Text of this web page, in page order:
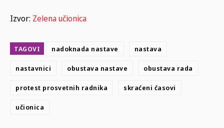
Izvor: Zelena učionica
TAGOVI nadoknada nastave nastava
nastavnici obustava nastave obustava rada
protest prosvetnih radnika skraćeni ćasovi
učionica